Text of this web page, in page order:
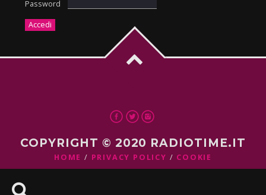
Password
COPYRIGHT © 2020 RADIOTIME.IT
HOME PRIVACY POLICY COOKIE